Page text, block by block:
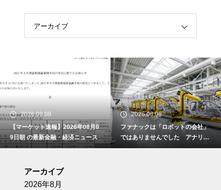
アーカイブ
2026.08.09
【マーケット速報】2026年08月0
9日朝 の最新金融・経済ニュース
2026.08.08
ファナックは「ロボットの会社」
ではありませんでした アナリス
トレポートが書かない、営業利益
アーカイブ
2026年8月